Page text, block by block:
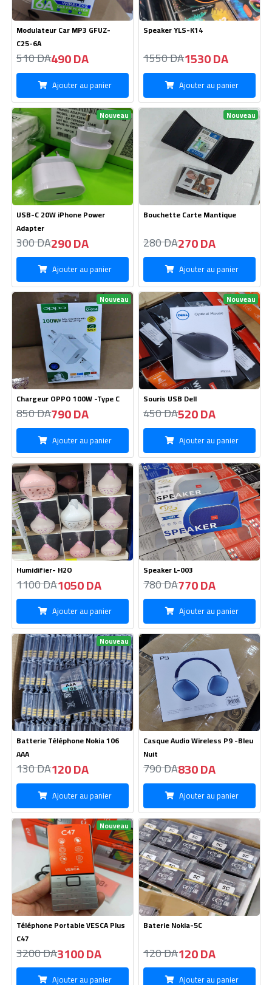
Modulateur Car MP3 GFUZ-
C25-6A
510 DA490 DA
Ajouter au panier
Speaker YLS-K14
1550 DA1530 DA
Ajouter au panier
Nouveau
USB-C 20W iPhone Power
Adapter
300 DA290 DA
Ajouter au panier
Nouveau
Bouchette Carte Mantique
280 DA270 DA
Ajouter au panier
Nouveau
Chargeur OPPO 100W -Type C
850 DA790 DA
Ajouter au panier
Nouveau
Souris USB Dell
450 DA520 DA
Ajouter au panier
Humidifier- H2O
1100 DA1050 DA
Ajouter au panier
Speaker L-003
780 DA770 DA
Ajouter au panier
Nouveau
Batterie Téléphone Nokia 106
AAA
130 DA120 DA
Ajouter au panier
Casque Audio Wireless P9 -Bleu
Nuit
790 DA830 DA
Ajouter au panier
Nouveau
Téléphone Portable VESCA Plus
C47
3200 DA3100 DA
Ajouter au panier
Baterie Nokia-5C
120 DA120 DA
Ajouter au panier